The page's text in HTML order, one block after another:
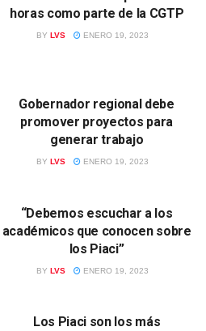
horas como parte de la CGTP
BY LVS ENERO 19, 2023
Gobernador regional debe
promover proyectos para
generar trabajo
BY LVS ENERO 19, 2023
“Debemos escuchar a los
académicos que conocen sobre
los Piaci”
BY LVS ENERO 19, 2023
Los Piaci son los más